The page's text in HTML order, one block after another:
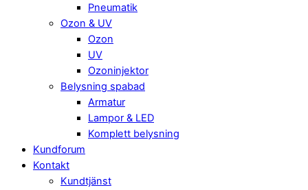
Pneumatik
Ozon & UV
Ozon
UV
Ozoninjektor
Belysning spabad
Armatur
Lampor & LED
Komplett belysning
Kundforum
Kontakt
Kundtjänst